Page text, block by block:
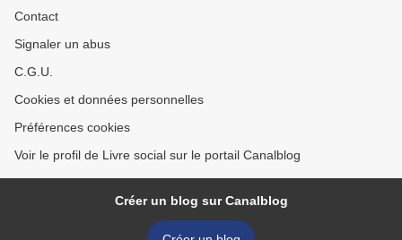
Contact
Signaler un abus
C.G.U.
Cookies et données personnelles
Préférences cookies
Voir le profil de Livre social sur le portail Canalblog
Créer un blog sur Canalblog